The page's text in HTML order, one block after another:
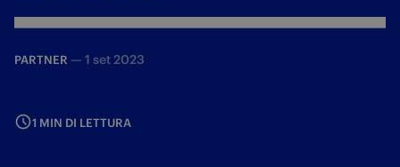
PARTNER — 1 set 2023
1 MIN DI LETTURA